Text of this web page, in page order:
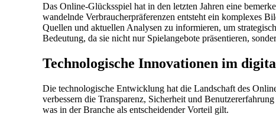
Das Online-Glücksspiel hat in den letzten Jahren eine
wandelnde Verbraucherpräferenzen entsteht ein komplexes
Quellen und aktuellen Analysen zu informieren, um
Bedeutung, da sie nicht nur Spielangebote präsentieren,
Technologische Innovationen im
Die technologische Entwicklung hat die Landschaft des
verbessern die Transparenz, Sicherheit und
was in der Branche als entscheidender Vorteil gilt.